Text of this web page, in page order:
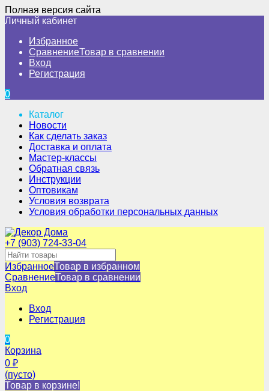
Полная версия сайта
Личный кабинет
Избранное
СравнениеТовар в сравнении
Вход
Регистрация
0
Каталог
Новости
Как сделать заказ
Доставка и оплата
Мастер-классы
Обратная связь
Инструкции
Оптовикам
Условия возврата
Условия обработки персональных данных
+7 (903) 724-33-04
ИзбранноеТовар в избранном
СравнениеТовар в сравнении
Вход
Вход
Регистрация
0
Корзина
0 ₽
(пусто)
Товар в корзине!